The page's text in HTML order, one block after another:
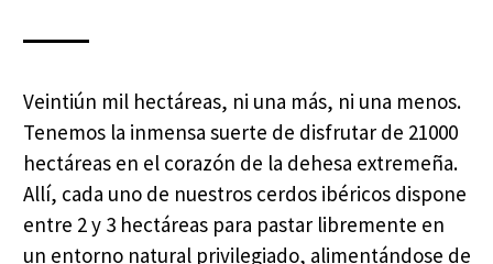
Veintiún mil hectáreas, ni una más, ni una menos.
Tenemos la inmensa suerte de disfrutar de 21000
hectáreas en el corazón de la dehesa extremeña.
Allí, cada uno de nuestros cerdos ibéricos dispone
entre 2 y 3 hectáreas para pastar libremente en
un entorno natural privilegiado, alimentándose de